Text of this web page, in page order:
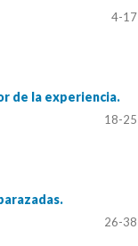
4-17
de la experiencia.
18-25
26-38